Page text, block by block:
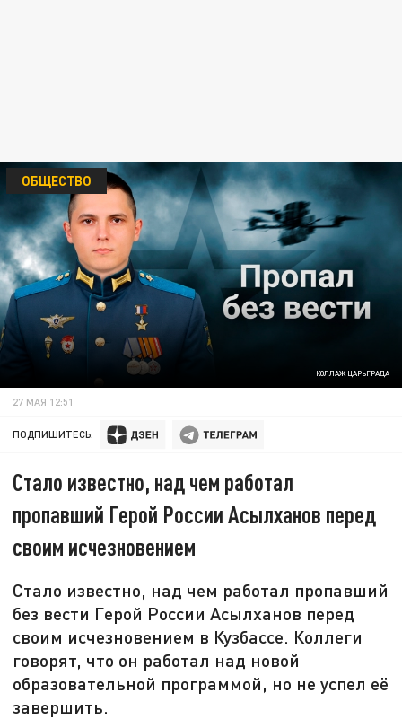
КОЛЛАЖ ЦАРЬГРАДА
ОБЩЕСТВО
27 МАЯ 12:51
ПОДПИШИТЕСЬ:
Стало известно, над чем работал
пропавший Герой России Асылханов перед
своим исчезновением
Стало известно, над чем работал пропавший
без вести Герой России Асылханов перед
своим исчезновением в Кузбассе. Коллеги
говорят, что он работал над новой
образовательной программой, но не успел её
завершить.